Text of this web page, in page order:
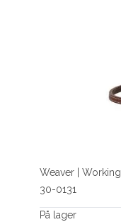
Weaver |
30-0131
På lager